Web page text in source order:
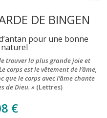
DE BINGEN
pour une bonne
trouver la plus grande joie et
corps est le vêtement de l’âme,
que le corps avec l’âme chante
de Dieu. » (Lettres)
€